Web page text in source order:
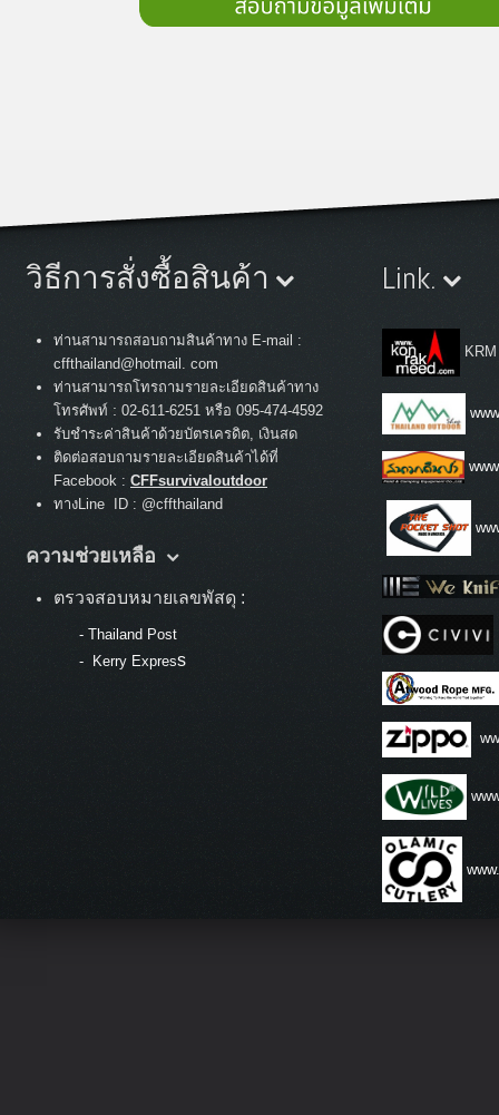
วิธีการสั่งซื้อสินค้า
ท่านสามารถสอบถามสินค้าทาง E-mail :
cffthailand@hotmail. com
ท่านสามารถโทรถามรายละเอียดสินค้าทาง
โทรศัพท์ : 02-611-6251 หรือ 095-474-4592
รับชำระค่าสินค้าด้วยบัตรเครดิต, เงินสด
ติดต่อสอบถามรายละเอียดสินค้าได้ที่
Facebook : CFFsurvivaloutdoor
ทางLine ID : @cffthailand
ความช่วยเหลือ
ตรวจสอบหมายเลขพัสดุ :
- Thailand Post
-
Kerry Express
Link.
KRM